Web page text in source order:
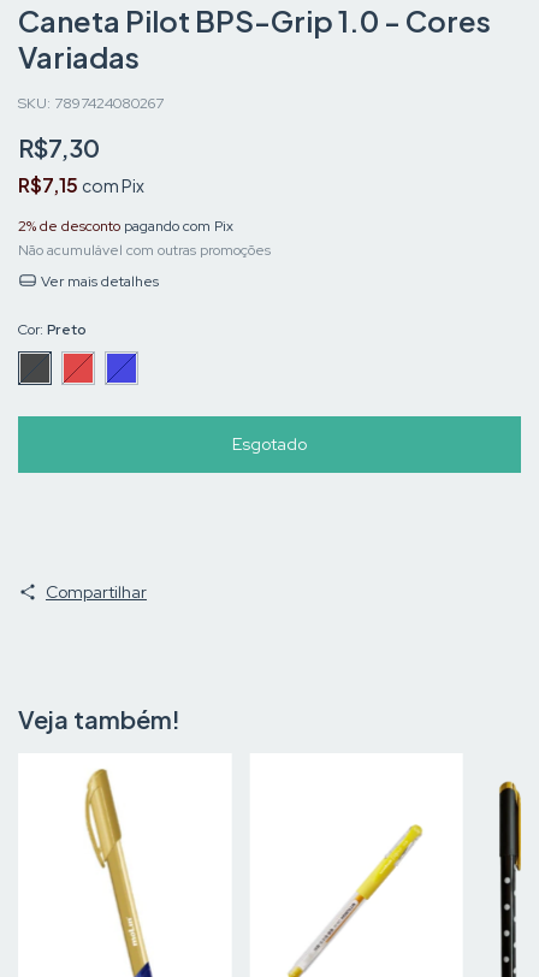
Caneta Pilot BPS-Grip 1.0 - Cores
Variadas
SKU: 7897424080267
R$7,30
R$7,15 comPix
2% de desconto pagando com Pix
Não acumulável com outras promoções
Ver mais detalhes
Cor: Preto
Compartilhar
Veja também!